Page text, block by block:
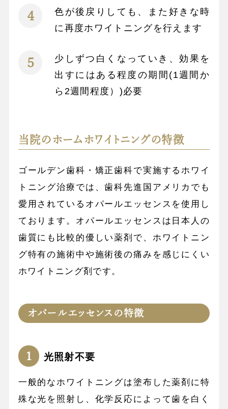
色が後戻りしても、また好きな時
に再度ホワイトニングを行えます
少しずつ白くなっていき、効果を
出すにはある程度の期間(1週間か
ら2週間程度）)必要
当院のホームホワイトニングの特徴
ゴールデン歯科・矯正歯科で実施するホワイ
トニング治療では、歯科先進国アメリカでも
愛用されているオパールエッセンスを使用し
ております。オパールエッセンスは日本人の
歯質にも比較的優しい薬剤で、ホワイトニン
グ特有の施術中や施術後の痛みを感じにくい
ホワイトニング剤です。
オパールエッセンスの特徴
光照射不要
一般的なホワイトニングは塗布した薬剤に特
殊な光を照射し、化学反応によって歯を白く